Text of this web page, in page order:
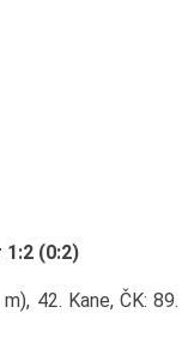
(0:2)
42. Kane, ČK: 89.